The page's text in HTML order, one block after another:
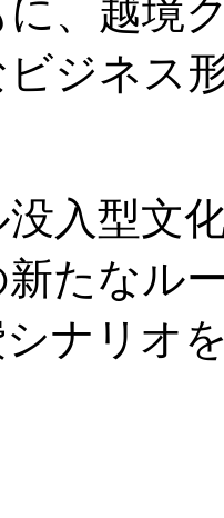
に、越境
ジネス
入型文
たなル
ナリオ